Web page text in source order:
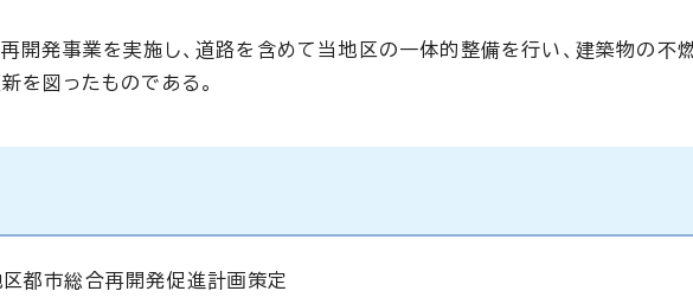
開発事業を実施し、道路を含めて当地区の一体的整備を行い、建築物の不
を図ったものである。
都市総合再開発促進計画策定